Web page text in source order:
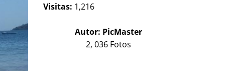
Visitas: 1,216
Autor: PicMaster
2, 036 Fotos